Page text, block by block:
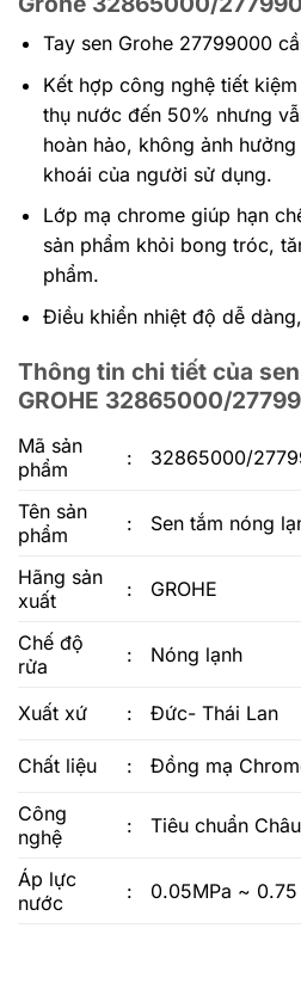
Tay sen Grohe 27799000
Kết hợp công nghệ tiết
thụ nước đến 50% nhưng
hoàn hảo, không ảnh
khoái của người sử dụng.
Lớp mạ chrome giúp hạn
sản phẩm khỏi bong tróc,
phẩm.
Điều khiển nhiệt độ dễ
Thông tin chi tiết của
GROHE 32865000/
Mã sản
phẩm
: 32865000/
Tên sản
phẩm
: Sen tắm nóng
Hãng sản
xuất
: GROHE
Chế độ
rửa
: Nóng lạnh
Xuất xứ : Đức- Thái Lan
Chất liệu :
Đồng mạ
Công
nghệ
: Tiêu chuẩn
Áp lực
nước
: 0.05MPa ~ 0.75